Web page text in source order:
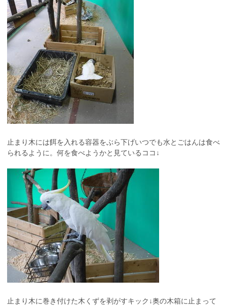
止まり木には餌を入れる容器をぶら下げいつでも水とごはんは食べ
られるように。何を食べようかと見ているココ↓
止まり木に巻き付けた木くずを剥がすキック↓奥の木箱に止まって